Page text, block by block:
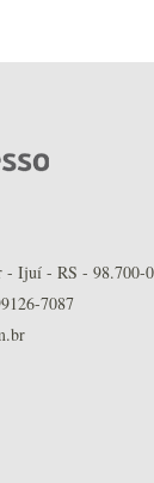
- Ijuí - RS - 98.700-
7087